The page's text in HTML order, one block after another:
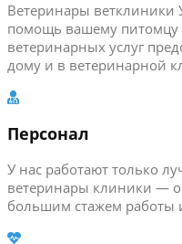
Ветеринары ветклиники
помощь вашему питомцу
ветеринарных услуг
дому и в ветеринарной
Персонал
У нас работают только
ветеринары клиники —
большим стажем